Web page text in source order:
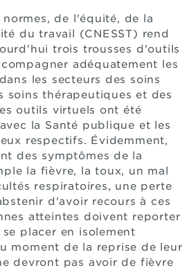
normes, de l'équité, de la
du travail (CNESST) rend
trois trousses d'outils
adéquatement les
les secteurs des soins
soins thérapeutiques et des
outils virtuels ont été
la Santé publique et les
respectifs. Évidemment,
des symptômes de la
la fièvre, la toux, un mal
respiratoires, une perte
d'avoir recours à ces
atteintes doivent reporter
placer en isolement
moment de la reprise de leur
devront pas avoir de fièvre